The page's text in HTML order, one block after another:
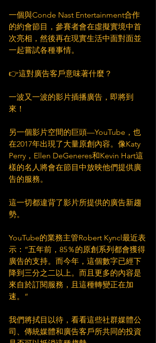
一個與Conde Nast Entertainment合作
的約會節目，參賽者會在虛擬實境中首
次亮相，然後再在現實生活中面對面並
一起嘗試各種事情。
👉這對廣告客戶意味著什麼？
一波又一波的影片插播廣告，即將到
來！
另一個影片空間的巨頭—YouTube，也
在2017年出現了大量原創內容。像Katy
Perry，Ellen DeGeneres和Kevin Hart這
樣的名人將會在節目中放映他們提供廣
告的服務。
這一切都違背了影片所提供的廣告新趨
勢。
YouTube的業務主管Robert Kyncl最近表
示：“五年前，85％的原創系列都會獲得
廣告的支持。而今年，這個數字已經下
降到三分之二以上。而且更多的內容是
來自於訂閱服務，且這種轉變正在加
速。“
我們將拭目以待，看看這些社群媒體公
司、傳統媒體和廣告客戶所共同的投資